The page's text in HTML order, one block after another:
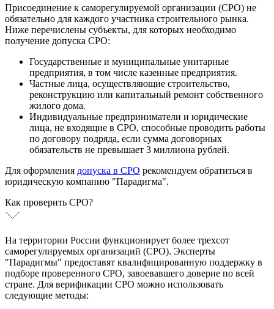
Сертификат ISO 45001
Сертификат ISO 13485
Интегрированная система
менеджмента
Присоединение к саморегулируемой организации (СРО) не
обязательно для каждого участника строительного рынка.
Ниже перечислены субъекты, для которых необходимо
получение допуска СРО:
Государственные и муниципальные унитарные
предприятия, в том числе казенные предприятия.
Частные лица, осуществляющие строительство,
реконструкцию или капитальный ремонт собственного
жилого дома.
Индивидуальные предприниматели и юридические
лица, не входящие в СРО, способные проводить работы
по договору подряда, если сумма договорных
обязательств не превышает 3 миллиона рублей.
Для оформления допуска в СРО рекомендуем обратиться в
юридическую компанию "Парадигма".
Как проверить СРО?
На территории России функционирует более трехсот
саморегулируемых организаций (СРО). Эксперты
"Парадигмы" предоставят квалифицированную поддержку в
подборе проверенного СРО, завоевавшего доверие по всей
стране. Для верификации СРО можно использовать
следующие методы: